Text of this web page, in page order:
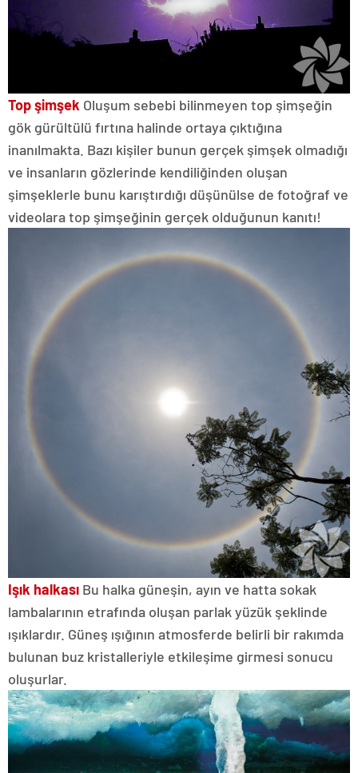
Top şimşek Oluşum sebebi bilinmeyen top şimşeğin
gök gürültülü fırtına halinde ortaya çıktığına
inanılmakta. Bazı kişiler bunun gerçek şimşek olmadığı
ve insanların gözlerinde kendiliğinden oluşan
şimşeklerle bunu karıştırdığı düşünülse de fotoğraf ve
videolara top şimşeğinin gerçek olduğunun kanıtı!
Işık halkası Bu halka güneşin, ayın ve hatta sokak
lambalarının etrafında oluşan parlak yüzük şeklinde
ışıklardır. Güneş ışığının atmosferde belirli bir rakımda
bulunan buz kristalleriyle etkileşime girmesi sonucu
oluşurlar.